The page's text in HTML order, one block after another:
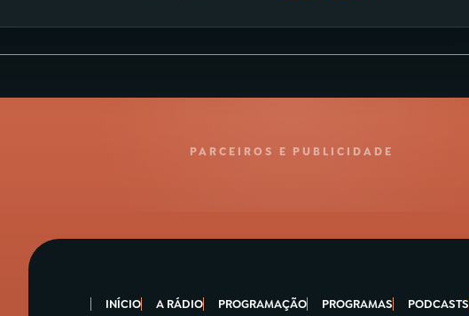
PARCEIROS E PUBLICIDADE
INÍCIO A RÁDIO PROGRAMAÇÃO PROGRAMAS PODCASTS